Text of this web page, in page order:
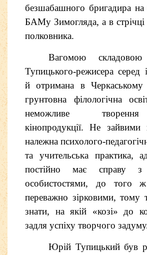
безшабашного бригадира на
БАМу Зимогляда, а в
полковника.
Вагомою складовою
Тупицького-режисера серед
й отримана в Черкаському
грунтовна філологічна
неможливе
кінопродукції. Не зайвими
належна психолого-
та учительська практика,
постійно має справу з
особистостями, до того
переважно зірковими, тому
знати, на якій «козі» до
задля успіху творчого
Юрій Тупицький був